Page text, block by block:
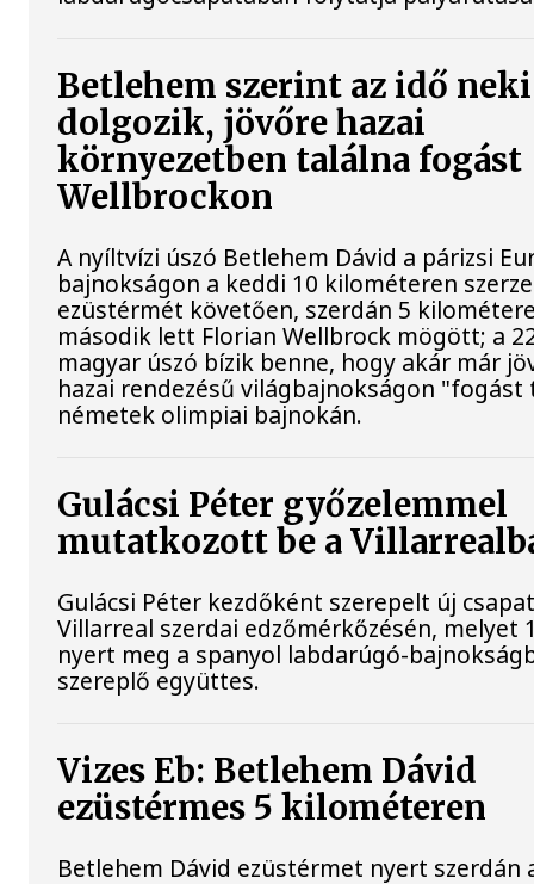
Betlehem szerint az idő neki
dolgozik, jövőre hazai
környezetben találna fogást
Wellbrockon
A nyíltvízi úszó Betlehem Dávid a párizsi
bajnokságon a keddi 10 kilométeren
ezüstérmét követően, szerdán 5
második lett Florian Wellbrock mögött; a
magyar úszó bízik benne, hogy akár már
hazai rendezésű világbajnokságon "fogást
németek olimpiai bajnokán.
Gulácsi Péter győzelemmel
mutatkozott be a
Gulácsi Péter kezdőként szerepelt új
Villarreal szerdai edzőmérkőzésén, melyet
nyert meg a spanyol labdarúgó-
szereplő együttes.
Vizes Eb: Betlehem Dávid
ezüstérmes 5 kilométeren
Betlehem Dávid ezüstérmet nyert szerdán